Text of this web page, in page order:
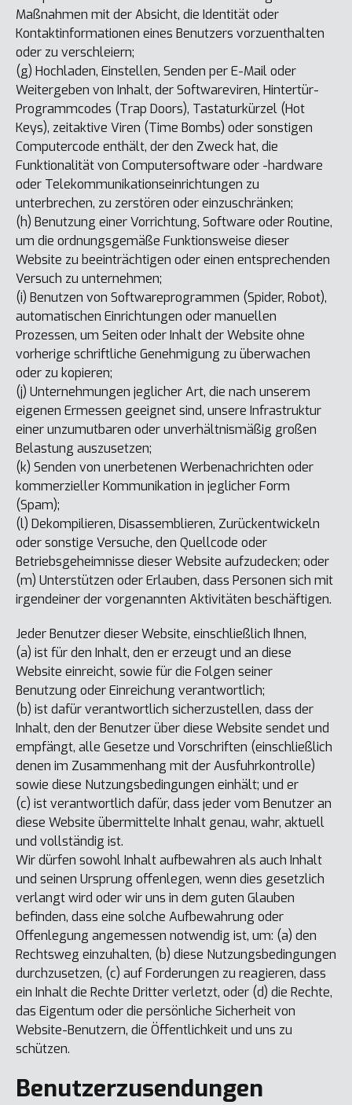
Maßnahmen mit der Absicht, die Identität oder
Kontaktinformationen eines Benutzers vorzuenthalten
oder zu verschleiern;
(g) Hochladen, Einstellen, Senden per E-Mail oder
Weitergeben von Inhalt, der Softwareviren, Hintertür-
Programmcodes (Trap Doors), Tastaturkürzel (Hot
Keys), zeitaktive Viren (Time Bombs) oder sonstigen
Computercode enthält, der den Zweck hat, die
Funktionalität von Computersoftware oder -hardware
oder Telekommunikationseinrichtungen zu
unterbrechen, zu zerstören oder einzuschränken;
(h) Benutzung einer Vorrichtung, Software oder Routine,
um die ordnungsgemäße Funktionsweise dieser
Website zu beeinträchtigen oder einen entsprechenden
Versuch zu unternehmen;
(i) Benutzen von Softwareprogrammen (Spider, Robot),
automatischen Einrichtungen oder manuellen
Prozessen, um Seiten oder Inhalt der Website ohne
vorherige schriftliche Genehmigung zu überwachen
oder zu kopieren;
(j) Unternehmungen jeglicher Art, die nach unserem
eigenen Ermessen geeignet sind, unsere Infrastruktur
einer unzumutbaren oder unverhältnismäßig großen
Belastung auszusetzen;
(k) Senden von unerbetenen Werbenachrichten oder
kommerzieller Kommunikation in jeglicher Form
(Spam);
(l) Dekompilieren, Disassemblieren, Zurückentwickeln
oder sonstige Versuche, den Quellcode oder
Betriebsgeheimnisse dieser Website aufzudecken; oder
(m) Unterstützen oder Erlauben, dass Personen sich mit
irgendeiner der vorgenannten Aktivitäten beschäftigen.
Jeder Benutzer dieser Website, einschließlich Ihnen,
(a) ist für den Inhalt, den er erzeugt und an diese
Website einreicht, sowie für die Folgen seiner
Benutzung oder Einreichung verantwortlich;
(b) ist dafür verantwortlich sicherzustellen, dass der
Inhalt, den der Benutzer über diese Website sendet und
empfängt, alle Gesetze und Vorschriften (einschließlich
denen im Zusammenhang mit der Ausfuhrkontrolle)
sowie diese Nutzungsbedingungen einhält; und er
(c) ist verantwortlich dafür, dass jeder vom Benutzer an
diese Website übermittelte Inhalt genau, wahr, aktuell
und vollständig ist.
Wir dürfen sowohl Inhalt aufbewahren als auch Inhalt
und seinen Ursprung offenlegen, wenn dies gesetzlich
verlangt wird oder wir uns in dem guten Glauben
befinden, dass eine solche Aufbewahrung oder
Offenlegung angemessen notwendig ist, um: (a) den
Rechtsweg einzuhalten, (b) diese Nutzungsbedingungen
durchzusetzen, (c) auf Forderungen zu reagieren, dass
ein Inhalt die Rechte Dritter verletzt, oder (d) die Rechte,
das Eigentum oder die persönliche Sicherheit von
Website-Benutzern, die Öffentlichkeit und uns zu
schützen.
Benutzerzusendungen